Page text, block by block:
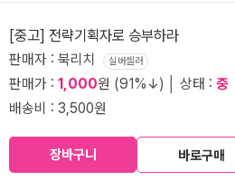
[중고] 전략기획자로 승부하라
판매자 : 북리치 실버셀러
판매가 : 1,000원 (91%↓) │ 상태 : 중
배송비 : 3,500원
장바구니 바로구매